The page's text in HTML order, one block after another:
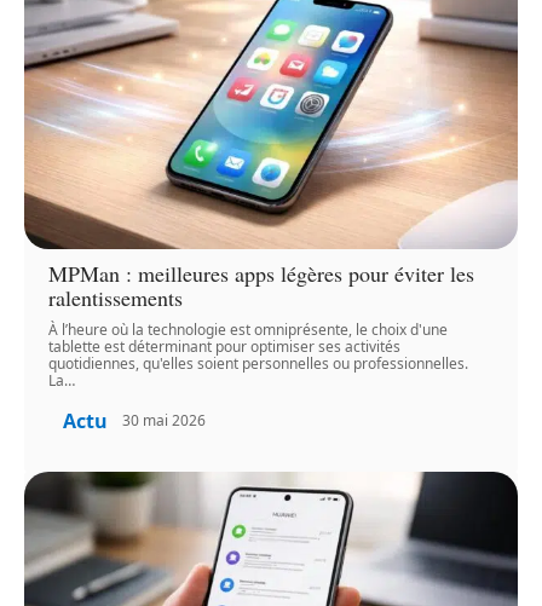
MPMan : meilleures apps légères pour éviter les
ralentissements
À l’heure où la technologie est omniprésente, le choix d'une
tablette est déterminant pour optimiser ses activités
quotidiennes, qu'elles soient personnelles ou professionnelles.
La…
Actu 30 mai 2026